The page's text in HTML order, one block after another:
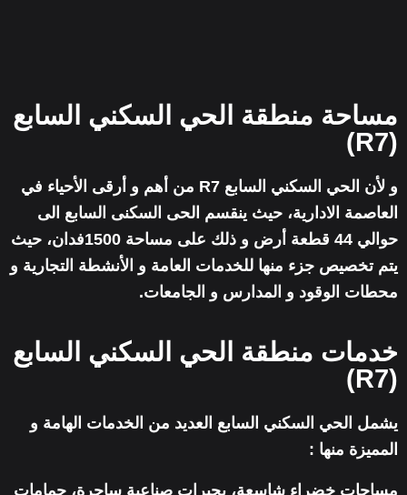
مساحة منطقة الحي السكني السابع
(R7)
و لأن الحي السكني السابع R7 من أهم و أرقى الأحياء في
العاصمة الادارية، حيث ينقسم الحى السكنى السابع الى
حوالي 44 قطعة أرض و ذلك على مساحة 1500فدان، حيث
يتم تخصيص جزء منها للخدمات العامة و الأنشطة التجارية و
محطات الوقود و المدارس و الجامعات.
خدمات منطقة الحي السكني السابع
(R7)
يشمل الحي السكني السابع العديد من الخدمات الهامة و
المميزة منها :
مساحات خضراء شاسعة، بحيرات صناعية ساحرة، حمامات